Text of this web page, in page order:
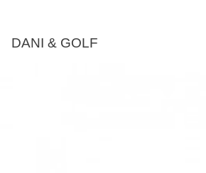
DANI & GOLF